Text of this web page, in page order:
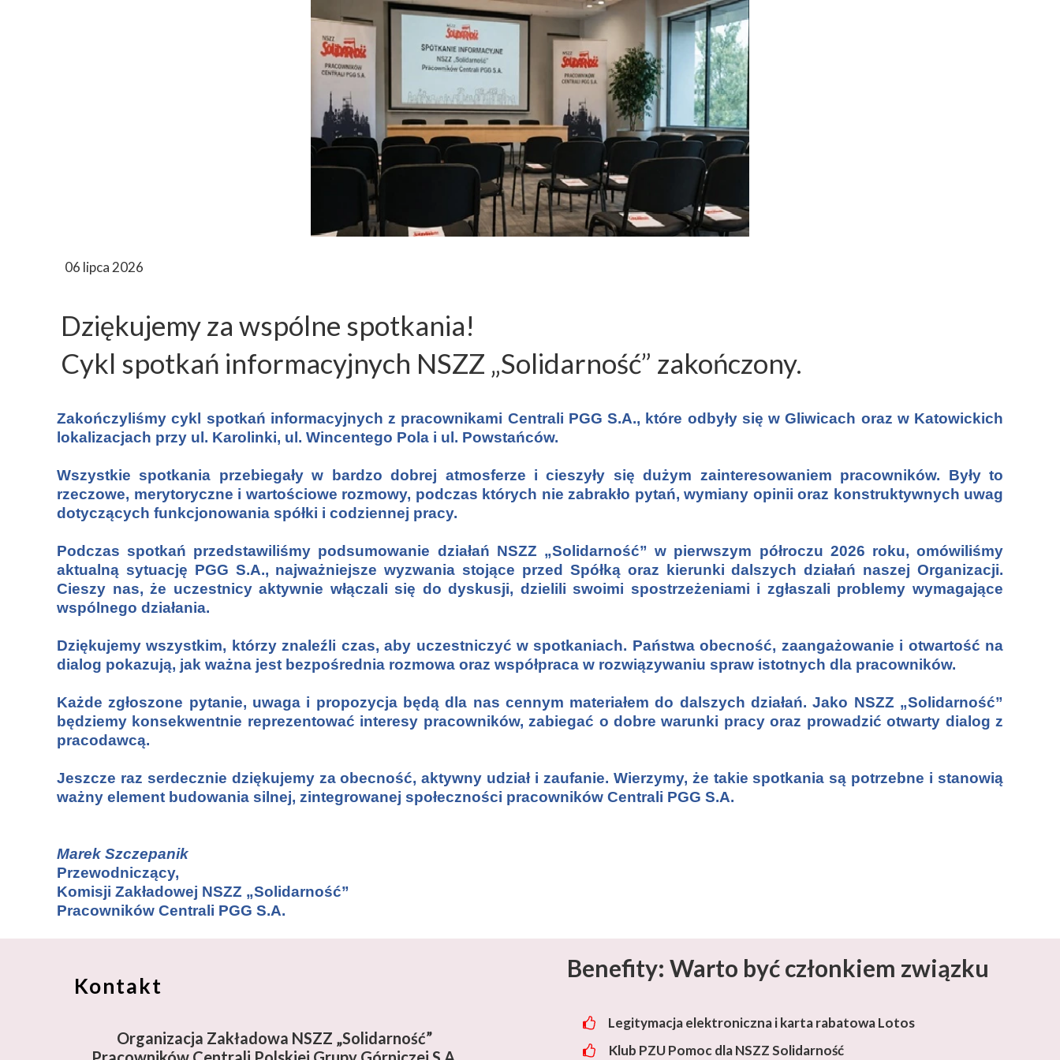
06 lipca 2026
Dziękujemy za wspólne spotkania!
Cykl spotkań informacyjnych NSZZ „Solidarność” zakończony.
Zakończyliśmy cykl spotkań informacyjnych z pracownikami Centrali PGG S.A., które odbyły się w Gliwicach oraz w Katowickich
lokalizacjach przy ul. Karolinki, ul. Wincentego Pola i ul. Powstańców.
Wszystkie spotkania przebiegały w bardzo dobrej atmosferze i cieszyły się dużym zainteresowaniem pracowników. Były to
rzeczowe, merytoryczne i wartościowe rozmowy, podczas których nie zabrakło pytań, wymiany opinii oraz konstruktywnych uwag
dotyczących funkcjonowania spółki i codziennej pracy.
Podczas spotkań przedstawiliśmy podsumowanie działań NSZZ „Solidarność” w pierwszym półroczu 2026 roku, omówiliśmy
aktualną sytuację PGG S.A., najważniejsze wyzwania stojące przed Spółką oraz kierunki dalszych działań naszej Organizacji.
Cieszy nas, że uczestnicy aktywnie włączali się do dyskusji, dzielili swoimi spostrzeżeniami i zgłaszali problemy wymagające
wspólnego działania.
Dziękujemy wszystkim, którzy znaleźli czas, aby uczestniczyć w spotkaniach. Państwa obecność, zaangażowanie i otwartość na
dialog pokazują, jak ważna jest bezpośrednia rozmowa oraz współpraca w rozwiązywaniu spraw istotnych dla pracowników.
Każde zgłoszone pytanie, uwaga i propozycja będą dla nas cennym materiałem do dalszych działań. Jako NSZZ „Solidarność”
będziemy konsekwentnie reprezentować interesy pracowników, zabiegać o dobre warunki pracy oraz prowadzić otwarty dialog z
pracodawcą.
Jeszcze raz serdecznie dziękujemy za obecność, aktywny udział i zaufanie. Wierzymy, że takie spotkania są potrzebne i stanowią
ważny element budowania silnej, zintegrowanej społeczności pracowników Centrali PGG S.A.
Marek Szczepanik
Przewodniczący,
Komisji Zakładowej NSZZ „Solidarność”
Pracowników Centrali PGG S.A.
Benefity: Warto być członkiem związku
Legitymacja elektroniczna i karta rabatowa Lotos
Klub PZU Pomoc dla NSZZ Solidarność
Kontakt
Organizacja Zakładowa NSZZ „Solidarność”